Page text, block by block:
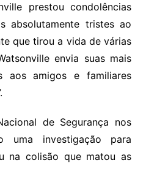
prestou condolências
absolutamente tristes ao
que tirou a vida de várias
envia suas mais
aos amigos e familiares
de Segurança nos
uma investigação para
na colisão que matou as